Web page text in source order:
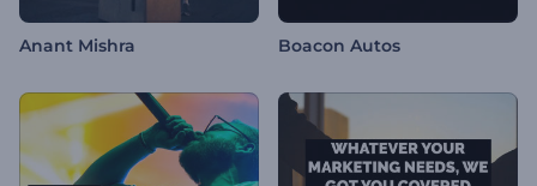
Anant Mishra Boacon Autos